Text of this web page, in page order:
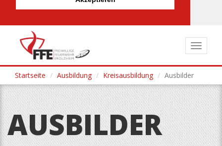
Toggle
Startseite
Ausbildung Kreisausbildung Ausbilder
AUSBILDER